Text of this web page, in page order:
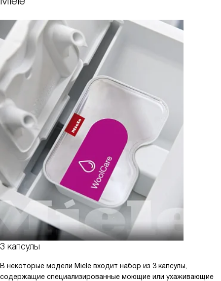
3 капсулы
В некоторые модели Miele входит набор из 3 капсулы,
содержащие специализированные моющие или ухаживающие